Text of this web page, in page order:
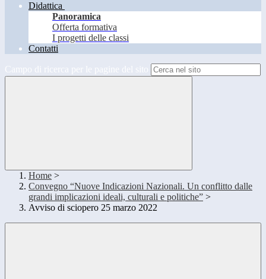
Didattica
Panoramica
Offerta formativa
I progetti delle classi
Contatti
Campo di ricerca per le pagine del sito
Home >
Convegno “Nuove Indicazioni Nazionali. Un conflitto dalle
grandi implicazioni ideali, culturali e politiche” >
Avviso di sciopero 25 marzo 2022